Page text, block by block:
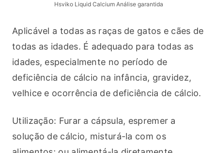
Hsviko Liquid Calcium Análise garantida
Aplicável a todas as raças de gatos e cães de
todas as idades. É adequado para todas as
idades, especialmente no período de
deficiência de cálcio na infância, gravidez,
velhice e ocorrência de deficiência de cálcio.
Utilização: Furar a cápsula, espremer a
solução de cálcio, misturá-la com os